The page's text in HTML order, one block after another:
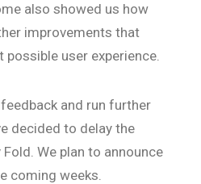
also showed us how
improvements that
possible user experience.
and run further
decided to delay the
We plan to announce
coming weeks.